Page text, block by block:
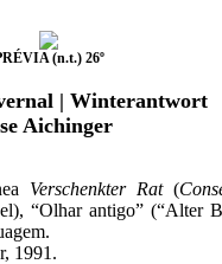
(n.t.) 26º
| Winterantwort
Aichinger
Verschenkter Rat(
“Olhar antigo”
1991.